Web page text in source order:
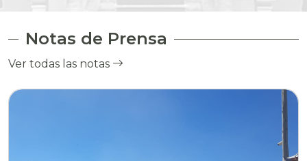
Notas de Prensa
Ver todas las notas